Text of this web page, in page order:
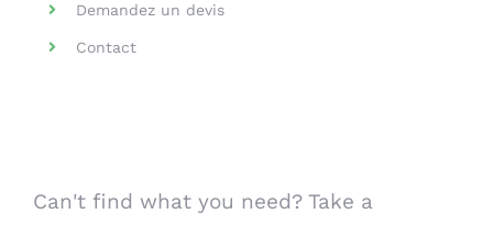
Demandez un devis
Contact
Can't find what you need? Take a